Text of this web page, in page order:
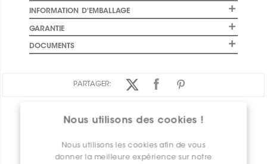
Nous utilisons des cookies !
Nous utilisons les cookies afin de vous
donner la meilleure expérience sur notre
INFORMATION D'EMBALLAGE
GARANTIE
DOCUMENTS
PARTAGER:
APERÇU DES PRODUITS